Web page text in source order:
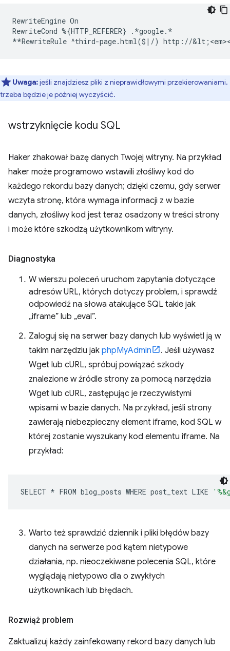
RewriteEngine On
RewriteCond %{HTTP_REFERER}
.*google.*
**RewriteRule ^third-page.html($ | /) http://&lt ;
Uwaga:jeśli znajdziesz pliki z nieprawidłowymi przekierowaniami,
trzeba będzie je później wyczyścić.
wstrzyknięcie kodu SQL
Haker zhakował bazę danych Twojej witryny. Na przykład
haker może programowo wstawili złośliwy kod do
każdego rekordu bazy danych; dzięki czemu, gdy serwer
wczyta stronę, która wymaga informacji z w bazie
danych, złośliwy kod jest teraz osadzony w treści strony
i może które szkodzą użytkownikom witryny.
Diagnostyka
W wierszu poleceń uruchom zapytania dotyczące
adresów URL, których dotyczy problem, i sprawdź
odpowiedź na słowa atakujące SQL takie jak
„iframe” lub „eval”.
Zaloguj się na serwer bazy danych lub wyświetl ją w
takim narzędziu jak phpMyAdmin
. Jeśli używasz
Wget lub cURL, spróbuj powiązać szkody
znalezione w źródle strony za pomocą narzędzia
Wget lub cURL, zastępując je rzeczywistymi
wpisami w bazie danych. Na przykład, jeśli strony
zawierają niebezpieczny element iframe, kod SQL w
której zostanie wyszukany kod elementu iframe. Na
przykład:
SELECT * FROM blog_posts WHERE post_text LIKE
Warto też sprawdzić dziennik i pliki błędów bazy
danych na serwerze pod kątem nietypowe
działania, np. nieoczekiwane polecenia SQL, które
wyglądają nietypowo dla o zwykłych
użytkownikach lub błędach.
Rozwiąż problem
Zaktualizuj każdy zainfekowany rekord bazy danych lub